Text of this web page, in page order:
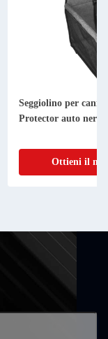
Manuale
a piedi